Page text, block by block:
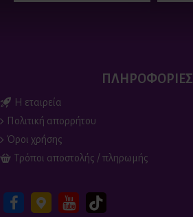
ΠΛΗΡΟΦΟΡΙΕΣ
Η εταιρεία
Πολιτική απορρήτου
Όροι χρήσης
Τρόποι αποστολής / πληρωμής